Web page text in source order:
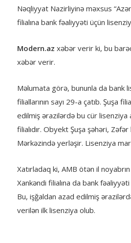
Nəqliyyat Nazirliyinə məxsus
filialına bank fəaliyyəti üçün
Modern.az xəbər verir ki, bu
xəbər verir.
Məlumata görə, bununla da bank
filiallarının sayı 29-a çatıb. Şuşa
edilmiş ərazilərdə bu cür lisenziya
filialıdır. Obyekt Şuşa şəhəri,
Mərkəzində yerləşir. Lisenziya
Xatırladaq ki, AMB ötən il
Xankəndi filialına da bank
Bu, işğaldan azad edilmiş
verilən ilk lisenziya olub.